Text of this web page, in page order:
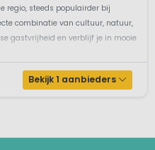
regio, steeds populairder bij
combinatie van cultuur, natuur,
gastvrijheid en verblijf je in mooie
Bekijk 1 aanbieders